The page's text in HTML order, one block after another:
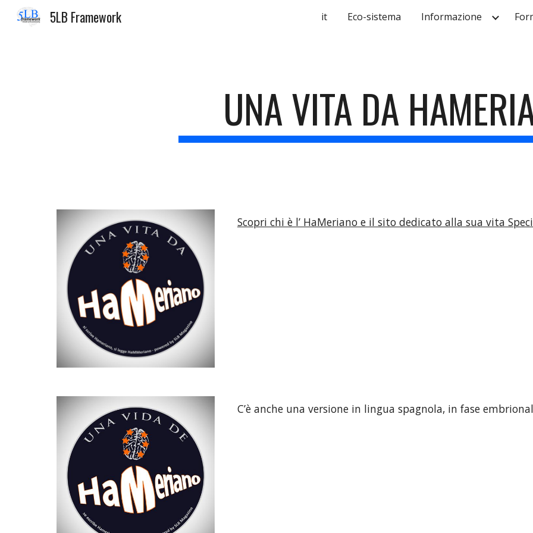
Skip to main content Skip to
5LB Framework it Eco-sistema Informazione
UNA VITA DA
Scopri chi è l’ HaMeriano e il sito dedicato alla sua vita
C’è anche una versione in lingua spagnola, in fase